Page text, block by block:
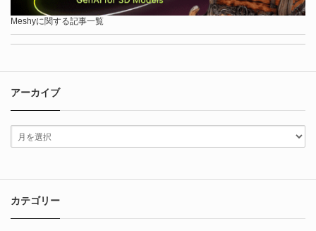
Meshyに関する記事一覧
アーカイブ
カテゴリー